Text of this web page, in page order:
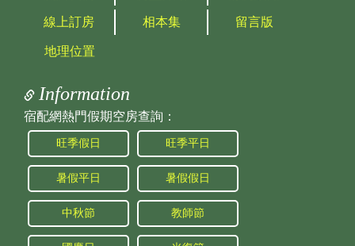
線上訂房 相本集 留言版
地理位置
Information
宿配網熱門假期空房查詢：
旺季假日 旺季平日
暑假平日 暑假假日
中秋節 教師節